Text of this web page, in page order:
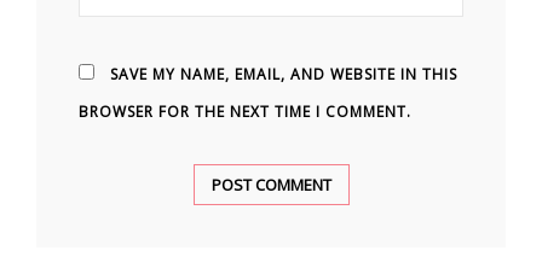
SAVE MY NAME, EMAIL, AND WEBSITE IN THIS
BROWSER FOR THE NEXT TIME I COMMENT.